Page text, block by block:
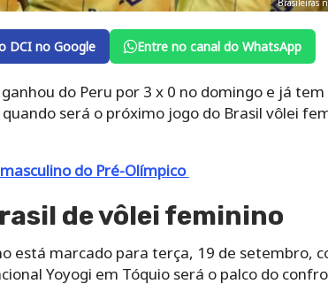
Brasileiras
DCI no Google Entre no canal do WhatsApp
do Peru por 3 x 0 no domingo e já
será o próximo jogo do Brasil vôlei
do Pré-Olímpico
de vôlei feminino
está marcado para terça, 19 de setembro,
Yoyogi em Tóquio será o palco do